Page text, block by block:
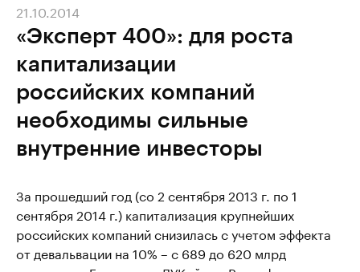
«Эксперт 400»: для роста
капитализации
российских компаний
необходимы сильные
внутренние инвесторы
21.10.2014
За прошедший год (со 2 сентября 2013 г. по 1
сентября 2014 г.) капитализация крупнейших
российских компаний снизилась с учетом эффекта
от девальвации на 10% – с 689 до 620 млрд